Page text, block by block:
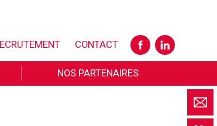
NOS PARTENAIRES
CONTACT